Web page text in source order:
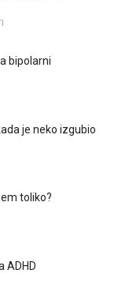
bipolarni
je neko izgubio
toliko?
ADHD